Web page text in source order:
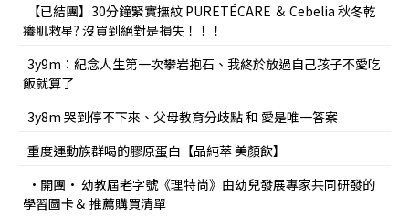
【已結團】30分鐘緊實撫紋 PURETÉCARE ＆ Cebelia 秋冬乾
癢肌救星? 沒買到絕對是損失！！！
3y9m：紀念人生第一次攀岩抱石、我終於放過自己孩子不愛吃
飯就算了
3y8m 哭到停不下來、父母教育分歧點 和 愛是唯一答案
重度運動族群喝的膠原蛋白【品純萃 美顏飲】
•開團• 幼教屆老字號《理特尚》由幼兒發展專家共同研發的
學習圖卡＆ 推薦購買清單